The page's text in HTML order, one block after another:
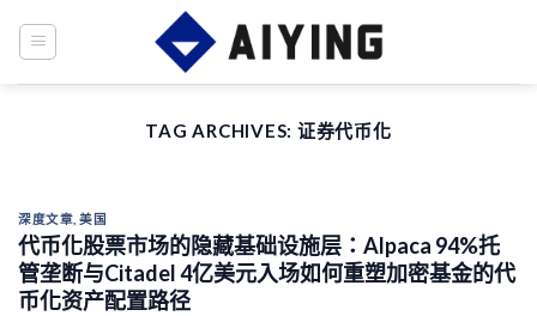
TAG ARCHIVES: 证券代币化
深度文章 ,美国
代币化股票市场的隐藏基础设施层：Alpaca 94%托
管垄断与Citadel 4亿美元入场如何重塑加密基金的代
币化资产配置路径